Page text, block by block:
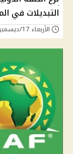
التبديلات في
الأربعاء 17/ديسمبر/2025 - 12:34 ص